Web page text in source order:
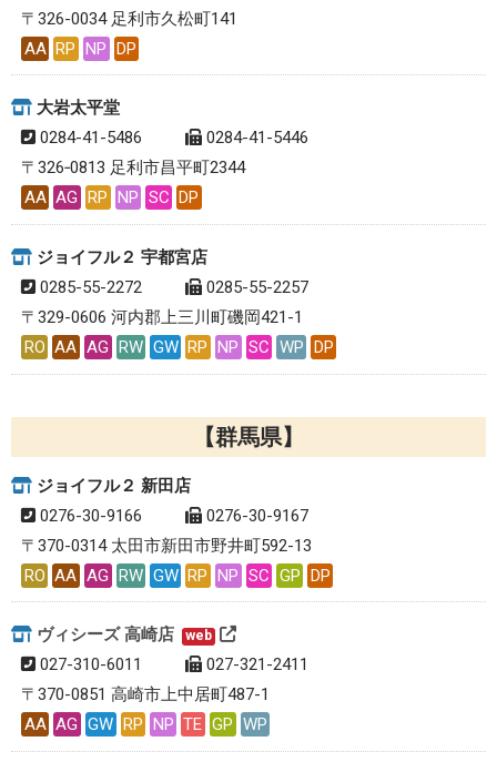
〒326-0034 足利市久松町141
AA RP NP DP
大岩太平堂
0284-41-5486
0284-41-5446
〒326‐0813 足利市昌平町2344
AA AG RP NP SC DP
ジョイフル２ 宇都宮店
0285-55-2272
0285-55-2257
〒329-0606 河内郡上三川町磯岡421-1
RO AA AG RW GW RP NP SC WP DP
群馬県
ジョイフル２ 新田店
0276-30-9166
0276-30-9167
〒370-0314 太田市新田市野井町592-13
RO AA AG RW GW RP NP SC GP DP
ヴィシーズ 高崎店 web
027-310-6011
027-321-2411
〒370-0851 高崎市上中居町487-1
AA AG GW RP NP TE GP WP